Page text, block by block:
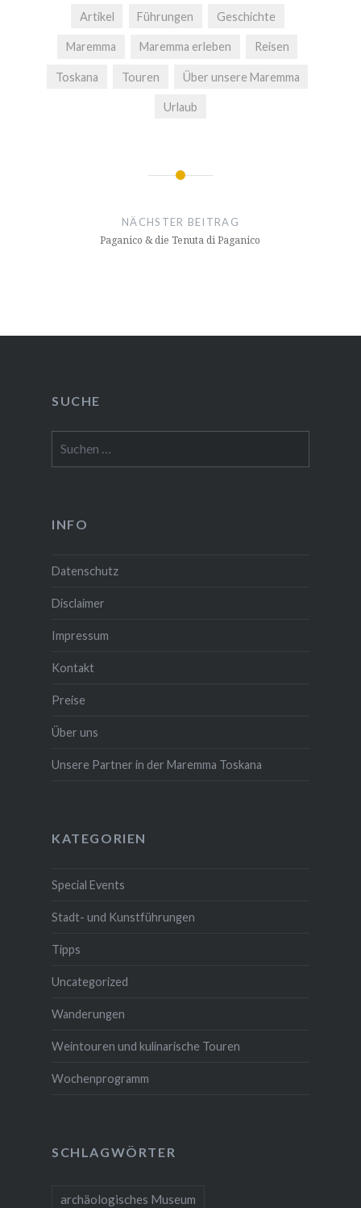
Artikel Führungen Geschichte
Maremma Maremma erleben Reisen
Toskana Touren Über unsere Maremma
Urlaub
Beitragsnavigation
NÄCHSTER BEITRAG
Paganico & die Tenuta di Paganico
SUCHE
nach:
INFO
Datenschutz
Disclaimer
Impressum
Kontakt
Preise
Über uns
Unsere Partner in der Maremma Toskana
KATEGORIEN
Special Events
Stadt- und Kunstführungen
Tipps
Uncategorized
Wanderungen
Weintouren und kulinarische Touren
Wochenprogramm
SCHLAGWÖRTER
archäologisches Museum